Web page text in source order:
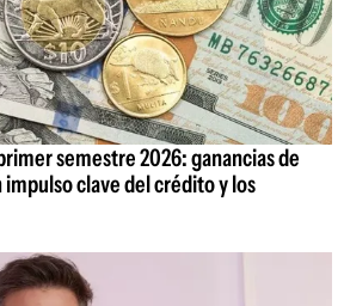
semestre 2026: ganancias de
impulso clave del crédito y los